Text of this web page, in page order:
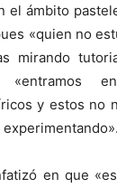
el ámbito
«quien no
mirando
«entramos
y estos no
en que